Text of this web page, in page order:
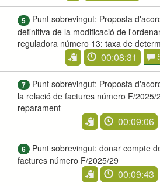
5
Punt sobrevingut: Proposta
definitiva de la modificació de
reguladora número 13: taxa de
00:08:31
7
Punt sobrevingut: Proposta
la relació de factures número F/2025/
reparament
00:09:06
6
Punt sobrevingut: donar compte
factures número F/2025/29
00:09:43